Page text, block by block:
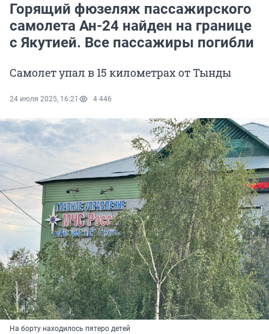
Горящий фюзеляж пассажирского
самолета Ан-24 найден на границе
с Якутией. Все пассажиры погибли
Самолет упал в 15 километрах от Тынды
24 июля 2025, 16:21 4 446
На борту находилось пятеро детей